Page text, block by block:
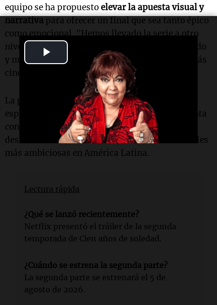
Video
equipo se ha propuestoelevar la apuesta visual y
narrativa para ofrecer un final que sea tanto épico
como emocional. "Hemos llevado la serie a otro
nivel en términos estéticos, narrativos, de sonido
y música para construir un desenlace mucho más
cinematográfico", afirmó la directora.
La producción, que se filmó íntegramente en
español en diversas regiones deColombia
, cuenta
con el apoyo de la familia García Márquez y se
destaca como una de las iniciativas audiovisuales
más ambiciosas en América Latina.
Lectura rápida
¿Qué se lanzó recientemente?
Netflix presentó el tráiler de la segunda
temporada de Cien años de soledad.
¿Cuándo se estrena la segunda parte?
La segunda parte se estrenará el 5 de
agosto de 2026.